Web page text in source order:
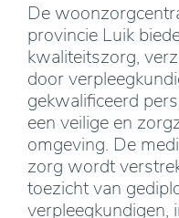
De
provincie Luik
kwaliteitszorg,
door
gekwalificeerd
een veilige en
omgeving. De
zorg wordt
toezicht van
verpleegkundigen,